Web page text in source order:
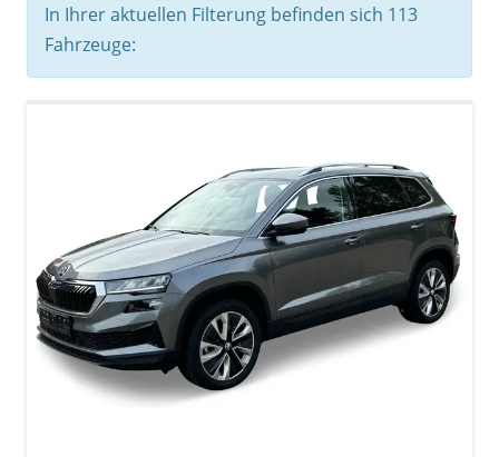
In Ihrer aktuellen Filterung befinden sich 113
Fahrzeuge: